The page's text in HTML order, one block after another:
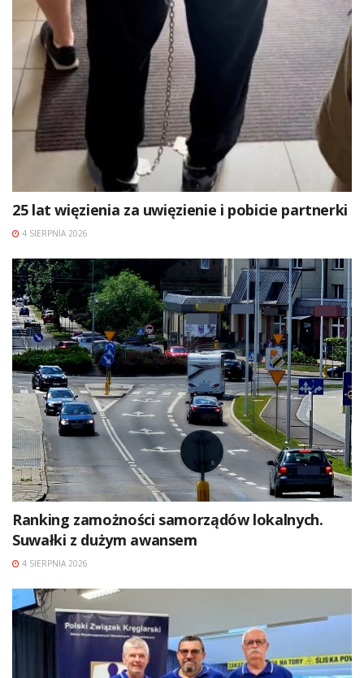
25 lat więzienia za uwięzienie i pobicie partnerki
4 SIERPNIA 2026
Ranking zamożności samorządów lokalnych.
Suwałki z dużym awansem
4 SIERPNIA 2026